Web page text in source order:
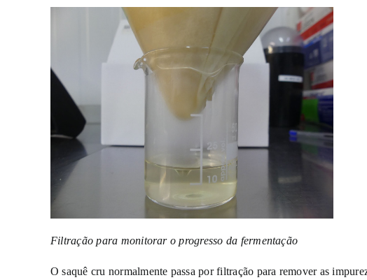
Filtração para monitorar o progresso da fermentação
O saquê cru normalmente passa por filtração para remover as